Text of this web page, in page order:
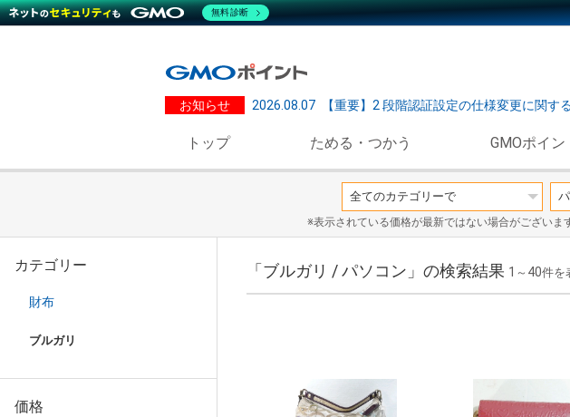
お知らせ 2026.08.07 【重要】2 段階認証設定の仕様変更に関す
トップ ためる・つかう GMOポイン
※表示されている価格が最新ではない場合がございま
カテゴリー
財布
ブルガリ
価格
「ブルガリ / パソコン」の検索結果 1 ～ 40件を
無料診断